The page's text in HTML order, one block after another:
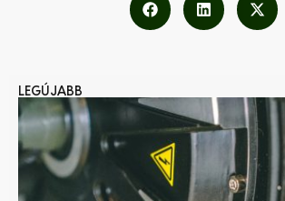
LEGÚJABB